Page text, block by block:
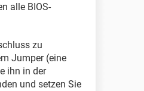
alle BIOS-
zu
Jumper (eine
ihn in der
und setzen Sie